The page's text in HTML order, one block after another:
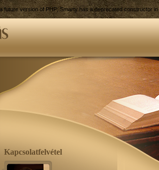
future version of PHP; Smarty has a deprecated constructor in
Kapcsolatfelvétel